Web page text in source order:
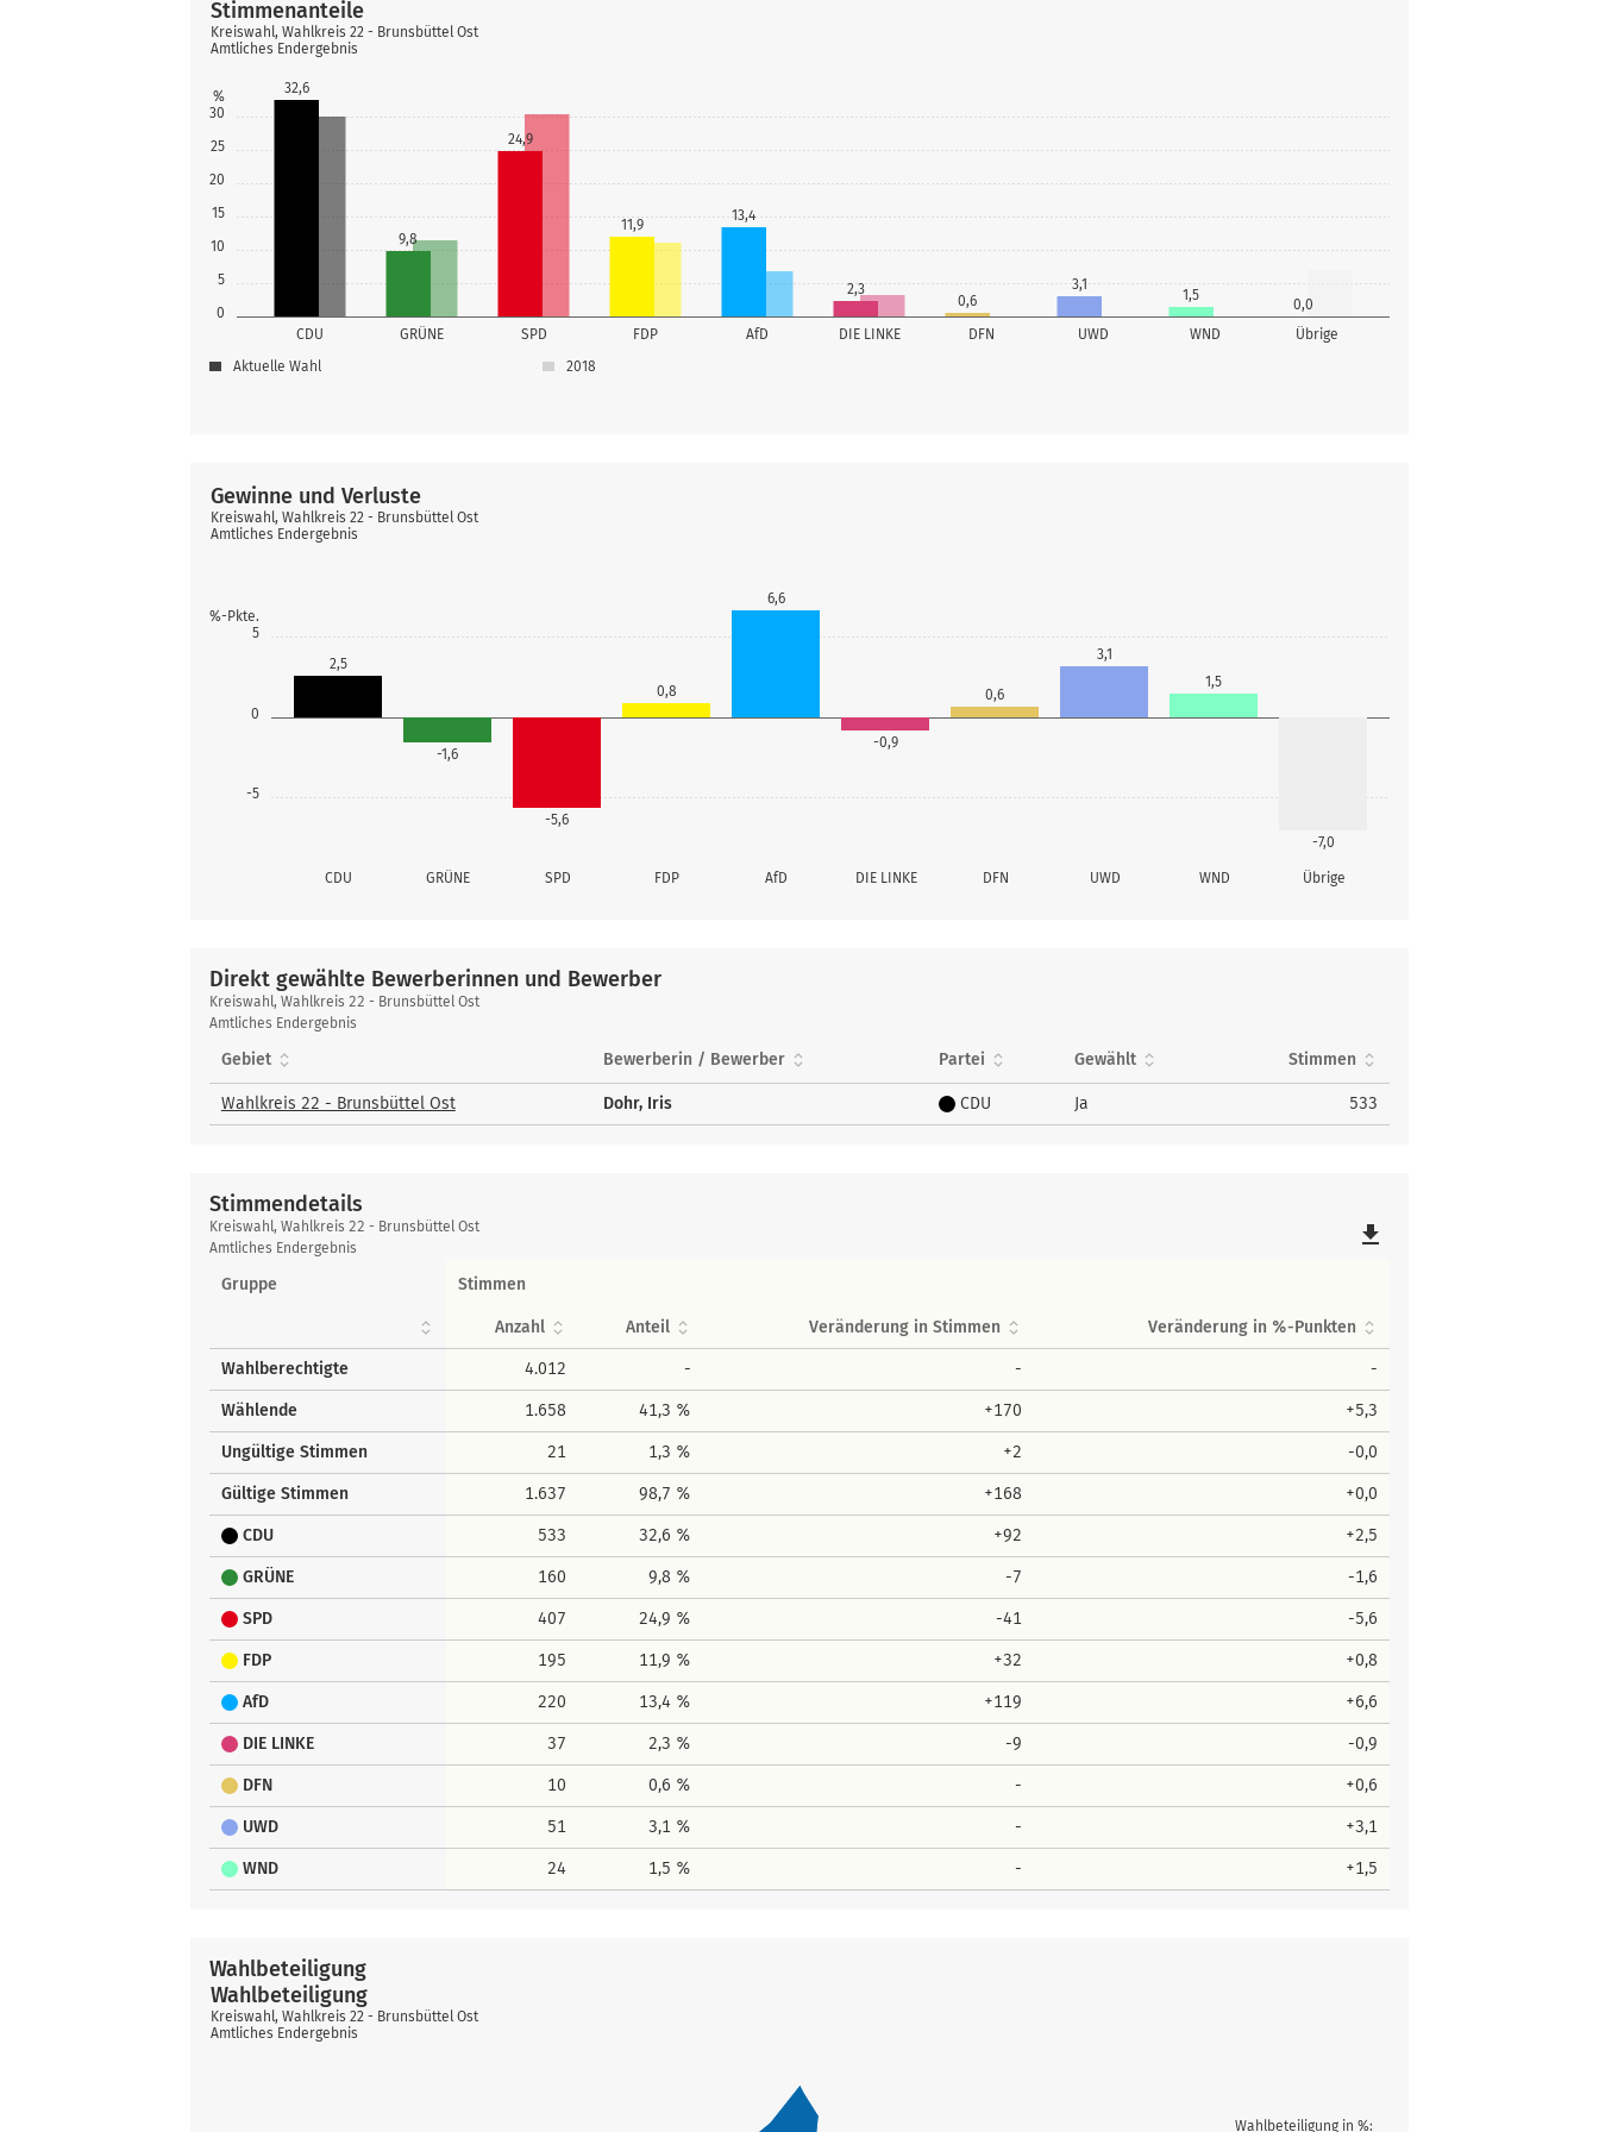
0
5
10
15
20
25
30
%
CDU GRÜNE SPD FDP AfD DIE LINKE DFN UWD WND Übrige
32,6
9,8
24,9
11,9
13,4
2,3
0,6
3,1
1,5
0,0
Stimmenanteile
Kreiswahl, Wahlkreis 22 - Brunsbüttel Ost
Amtliches Endergebnis
Aktuelle Wahl 2018
-5
0
5
%-Pkte.
CDU GRÜNE SPD FDP AfD DIE LINKE DFN UWD WND Übrige
2,5
-1,6
-5,6
0,8
6,6
-0,9
0,6
3,1
1,5
-7,0
Gewinne und Verluste
Kreiswahl, Wahlkreis 22 - Brunsbüttel Ost
Amtliches Endergebnis
Direkt gewählte Bewerberinnen und Bewerber
Direkt
gewählte
Bewerberinnen
Bewerber
Kreiswahl, Wahlkreis 22 - Brunsbüttel Ost
Amtliches Endergebnis
Gebiet Bewerberin / Bewerber Partei Gewählt Stimmen
Wahlkreis 22 - Brunsbüttel Ost Dohr, Iris CDU Ja 533
Stimmendetails
Stimmendetails
Kreiswahl, Wahlkreis 22 - Brunsbüttel Ost
Amtliches Endergebnis
file_download
Gruppe Stimmen
Anzahl Anteil Veränderung in Stimmen Veränderung in %-Punkten
Wahlberechtigte 4.012 - - -
Wählende 1.658 41,3 % +170 +5,3
Ungültige Stimmen 21 1,3 % +2 -0,0
Gültige Stimmen 1.637 98,7 % +168 +0,0
CDU 533 32,6 % +92 +2,5
GRÜNE 160 9,8 % -7 -1,6
SPD 407 24,9 % -41 -5,6
FDP 195 11,9 % +32 +0,8
AfD 220 13,4 % +119 +6,6
DIE LINKE 37 2,3 % -9 -0,9
DFN 10 0,6 % - +0,6
UWD 51 3,1 % - +3,1
WND 24 1,5 % - +1,5
Wahlbeteiligung
Wahlbeteiligung
Kreiswahl, Wahlkreis 22 - Brunsbüttel Ost
Amtliches Endergebnis
Wahlbeteiligung in %: